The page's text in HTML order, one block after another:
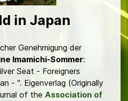
in Japan
Genehmigung der
Imamichi-Sommer:
Seat - Foreigners
- ". Eigenverlag (Originally
of the Association of